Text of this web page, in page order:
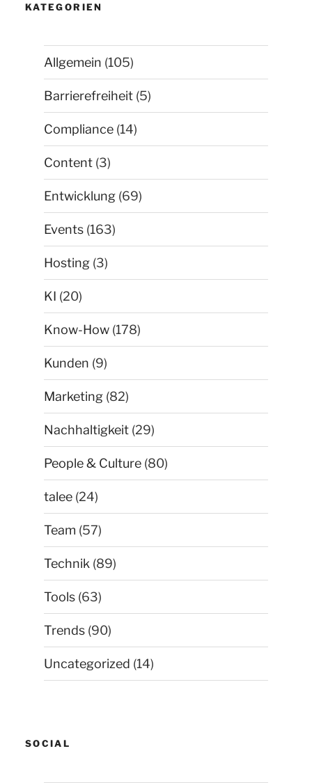
KATEGORIEN
Allgemein (105)
Barrierefreiheit (5)
Compliance (14)
Content (3)
Entwicklung (69)
Events (163)
Hosting (3)
KI (20)
Know-How (178)
Kunden (9)
Marketing (82)
Nachhaltigkeit (29)
People & Culture (80)
talee (24)
Team (57)
Technik (89)
Tools (63)
Trends (90)
Uncategorized (14)
SOCIAL